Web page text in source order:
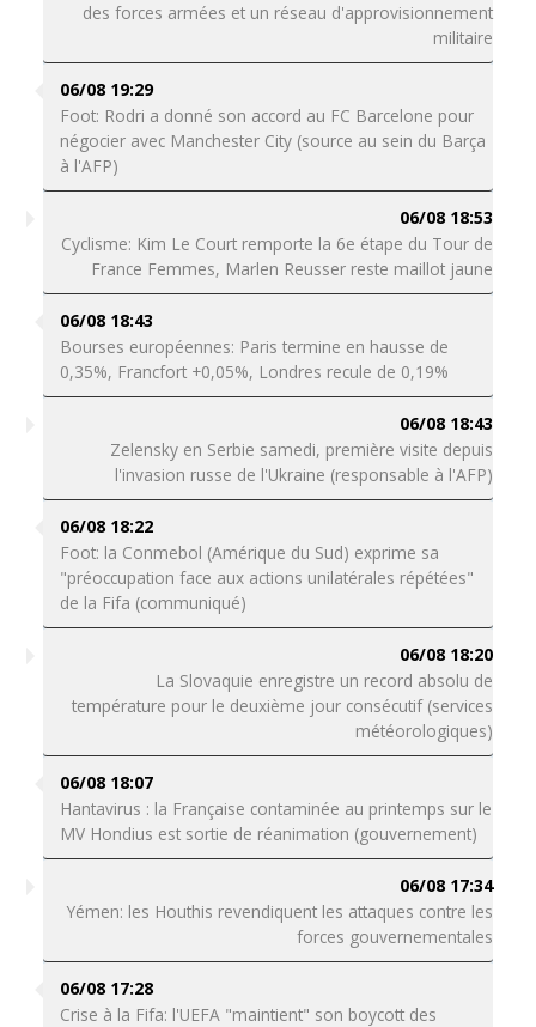
des forces armées et un réseau d'approvisionnement
militaire
06/08 19:29
Foot: Rodri a donné son accord au FC Barcelone pour
négocier avec Manchester City (source au sein du Barça
à l'AFP)
06/08 18:53
Cyclisme: Kim Le Court remporte la 6e étape du Tour de
France Femmes, Marlen Reusser reste maillot jaune
06/08 18:43
Bourses européennes: Paris termine en hausse de
0,35%, Francfort +0,05%, Londres recule de 0,19%
06/08 18:43
Zelensky en Serbie samedi, première visite depuis
l'invasion russe de l'Ukraine (responsable à l'AFP)
06/08 18:22
Foot: la Conmebol (Amérique du Sud) exprime sa
"préoccupation face aux actions unilatérales répétées"
de la Fifa (communiqué)
06/08 18:20
La Slovaquie enregistre un record absolu de
température pour le deuxième jour consécutif (services
météorologiques)
06/08 18:07
Hantavirus : la Française contaminée au printemps sur le
MV Hondius est sortie de réanimation (gouvernement)
06/08 17:34
Yémen: les Houthis revendiquent les attaques contre les
forces gouvernementales
06/08 17:28
Crise à la Fifa: l'UEFA "maintient" son boycott des